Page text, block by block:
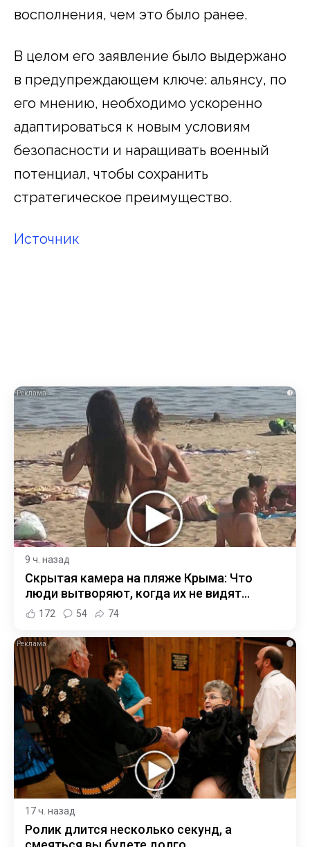
восполнения, чем это было ранее.
В целом его заявление было выдержано
в предупреждающем ключе: альянсу, по
его мнению, необходимо ускоренно
адаптироваться к новым условиям
безопасности и наращивать военный
потенциал, чтобы сохранить
стратегическое преимущество.
Источник
i
9 ч. назад
Скрытая камера на пляже Крыма: Что
люди вытворяют, когда их не видят...
172 54 74
i
17 ч. назад
Ролик длится несколько секунд, а